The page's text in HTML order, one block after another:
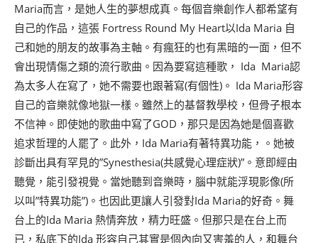
Maria而言，是她人生的夢想成真。每個音樂創作人都希望有
自己的作品，這張 Fortress Round My Heart以Ida Maria 自
己和她的朋友的故事為主軸。有瘋狂的也有黑暗的一面，但不
會出現情傷之類的流行歌曲。因為要寫這種歌， Ida Maria認
為太多人在寫了，她不需要也跟著寫(有個性)。 Ida Maria形容
自己的音樂就像地獄一樣。雖然上的基督教學校，但骨子根本
不信神。即使她的歌曲中寫了GOD，那只是因為她是個喜歡
追求哲理的人罷了。此外，Ida Maria有著特異功能，。她被
診斷出具有罕見的”Synesthesia(共感覺心理症狀)”。意即經由
聽覺，能引發視覺。當她聽到音樂時，腦中就能浮現影像(所
以叫”特異功能”)。也因此更讓人引發對Ida Maria的好奇。舞
台上的Ida Maria 熱情奔放，精力旺盛。但那只是在台上而
已，私底下的Ida 形容自己其實是個內向又害羞的人，和舞台